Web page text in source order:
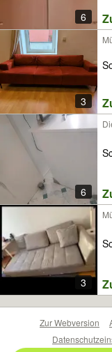
6
3
6
3
Zur Webversion